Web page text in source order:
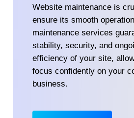
Website maintenance is
ensure its smooth
maintenance services
stability, security, and
efficiency of your site,
focus confidently on your
business.